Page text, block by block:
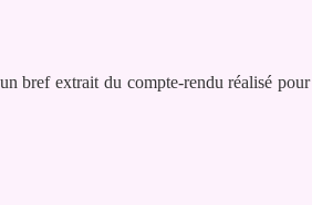
bref extrait du compte-rendu réalisé pour